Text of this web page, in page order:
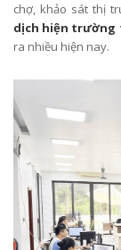
chợ, khảo sát thị
dịch hiện trường
ra nhiều hiện nay.